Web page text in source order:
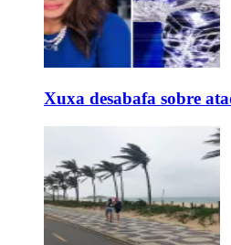
Xuxa desabafa sobre